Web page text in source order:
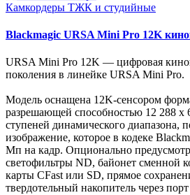
Камкордеры ТЖК и студийные
Blackmagic URSA Mini Pro 12K
URSA Mini Pro 12K — цифровая
поколения в линейке URSA Mini Pro.
Модель оснащена 12K-сенсором
разрешающей способностью 12 288 x
ступеней динамического диапазона,
изображение, которое в кодеке
Мп на кадр. Опционально
светофильтры ND, байонет сменной
карты CFast или SD, прямое
твердотельный накопитель через